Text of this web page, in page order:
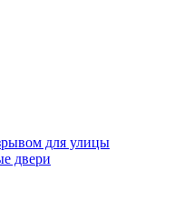
для улицы
двери